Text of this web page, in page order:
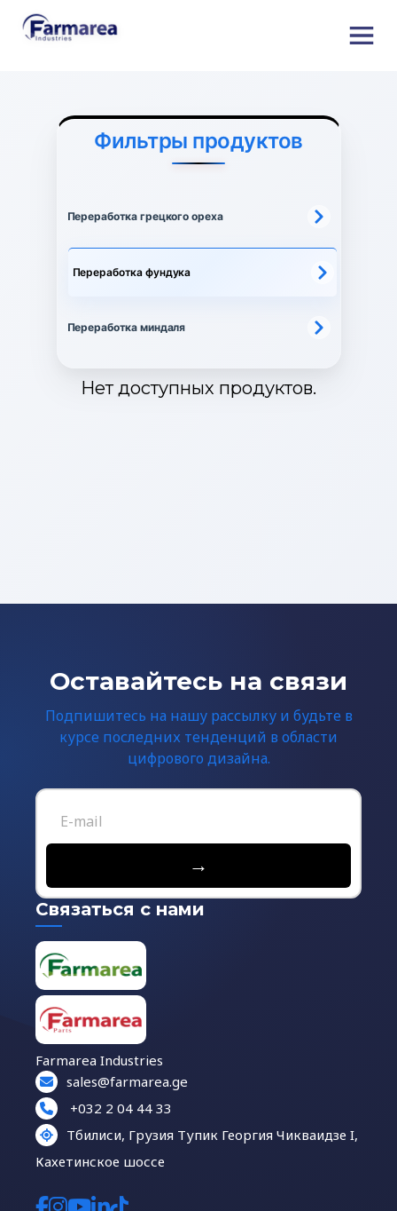
Фильтры продуктов
Переработка грецкого ореха
Переработка фундука
Переработка миндаля
Нет доступных продуктов.
Оставайтесь на связи
Подпишитесь на нашу рассылку и будьте в
курсе последних тенденций в области
цифрового дизайна.
→
Связаться с нами
Farmarea Industries
sales@farmarea.ge
+032 2 04 44 33
Тбилиси, Грузия Тупик Георгия Чикваидзе I,
Кахетинское шоссе